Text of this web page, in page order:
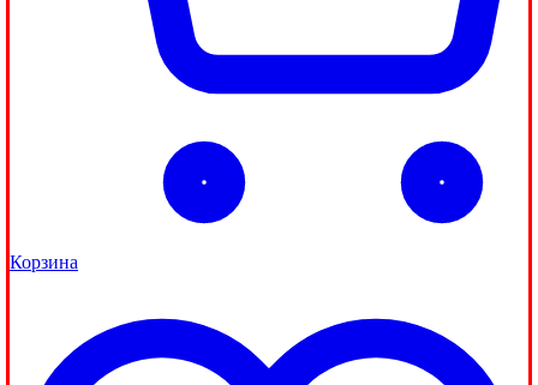
Корзина